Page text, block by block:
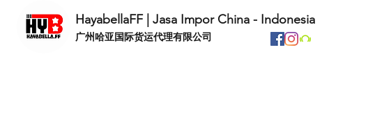
HayabellaFF | Jasa Impor China - Indonesia
​广州哈亚国际货运代理有限公司